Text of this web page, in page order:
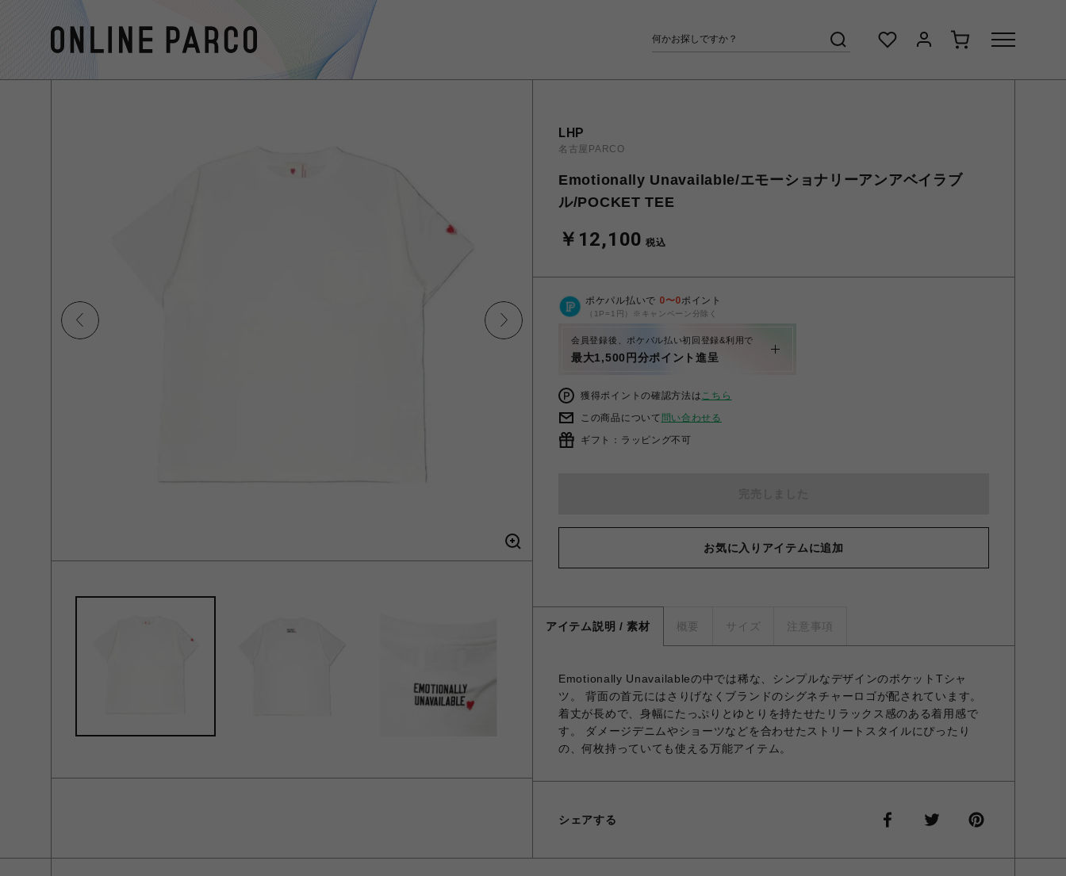
LHP
名古屋PARCO
Emotionally Unavailable/エモーショナリーアンアベイラブ
ル/POCKET TEE
￥12,100 税込
ポケパル払いで 0〜0ポイント
（1P=1円）※キャンペーン分除く
会員登録後、ポケパル払い初回登録&利用で
最大1,500円分ポイント進呈
獲得ポイントの確認方法はこちら
この商品について 問い合わせる
ギフト：ラッピング不可
お気に入りアイテムに追加
アイテム説明 / 素材 概要 サイズ 注意事項
Emotionally Unavailableの中では稀な、シンプルなデザインのポケットTシャ
ツ。 背面の首元にはさりげなくブランドのシグネチャーロゴが配されています。
着丈が長めで、身幅にたっぷりとゆとりを持たせたリラックス感のある着用感で
す。 ダメージデニムやショーツなどを合わせたストリートスタイルにぴったり
の、何枚持っていても使える万能アイテム。
シェアする